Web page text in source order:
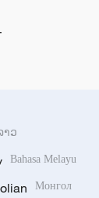
າວ
Bahasa Melayu
Монгол